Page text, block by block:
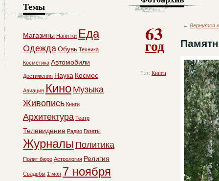
63
год
Тэг: Книги
← Вернутся
Темы
Магазины Напитки Еда
ОдеждаОбувь Техника
Косметика Автомобили
Достижения Наука Космос
Авиация Кино Музыка
Живопись Книги
Архитектура Театр
Телевидение Радио Газеты
Журналы Политика
Полит бюро Астрология Религия
Свадьбы 1 мая 7 ноября